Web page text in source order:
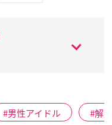
男性アイドル 解